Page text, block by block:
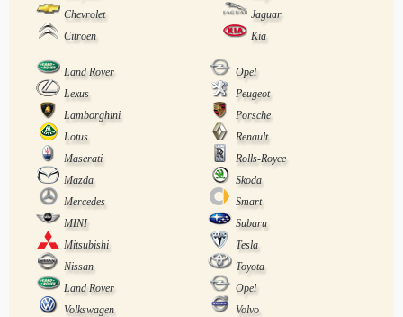
Chevrolet
Jaguar
Citroen
Kia
Land Rover
Opel
Lexus
Peugeot
Lamborghini
Porsche
Lotus
Renault
Maserati
Rolls-Royce
Mazda
Skoda
Mercedes
Smart
MINI
Subaru
Mitsubishi
Tesla
Nissan
Toyota
Land Rover
Opel
Volkswagen
Volvo